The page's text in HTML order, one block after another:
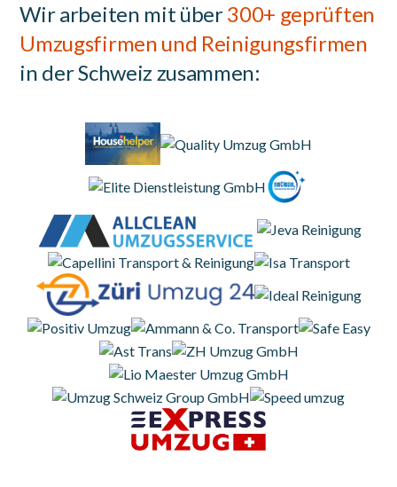
Wir arbeiten mit über300+ geprüften
Umzugsfirmen und Reinigungsfirmen
in der Schweiz zusammen: